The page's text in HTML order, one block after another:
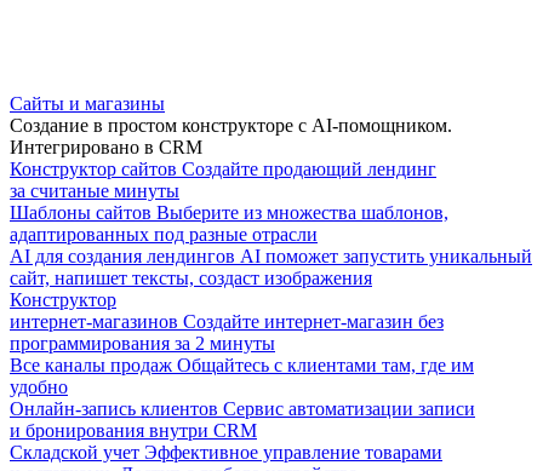
Сайты и магазины
Создание в простом конструкторе с AI-помощником.
Интегрировано в CRM
Конструктор сайтов Создайте продающий лендинг
за считаные минуты
Шаблоны сайтов Выберите из множества шаблонов,
адаптированных под разные отрасли
AI для создания лендингов AI поможет запустить уникальный
сайт, напишет тексты, создаст изображения
Конструктор
интернет-магазинов Создайте интернет-магазин без
программирования за 2 минуты
Все каналы продаж Общайтесь с клиентами там, где им
удобно
Онлайн-запись клиентов Сервис автоматизации записи
и бронирования внутри CRM
Складской учет Эффективное управление товарами